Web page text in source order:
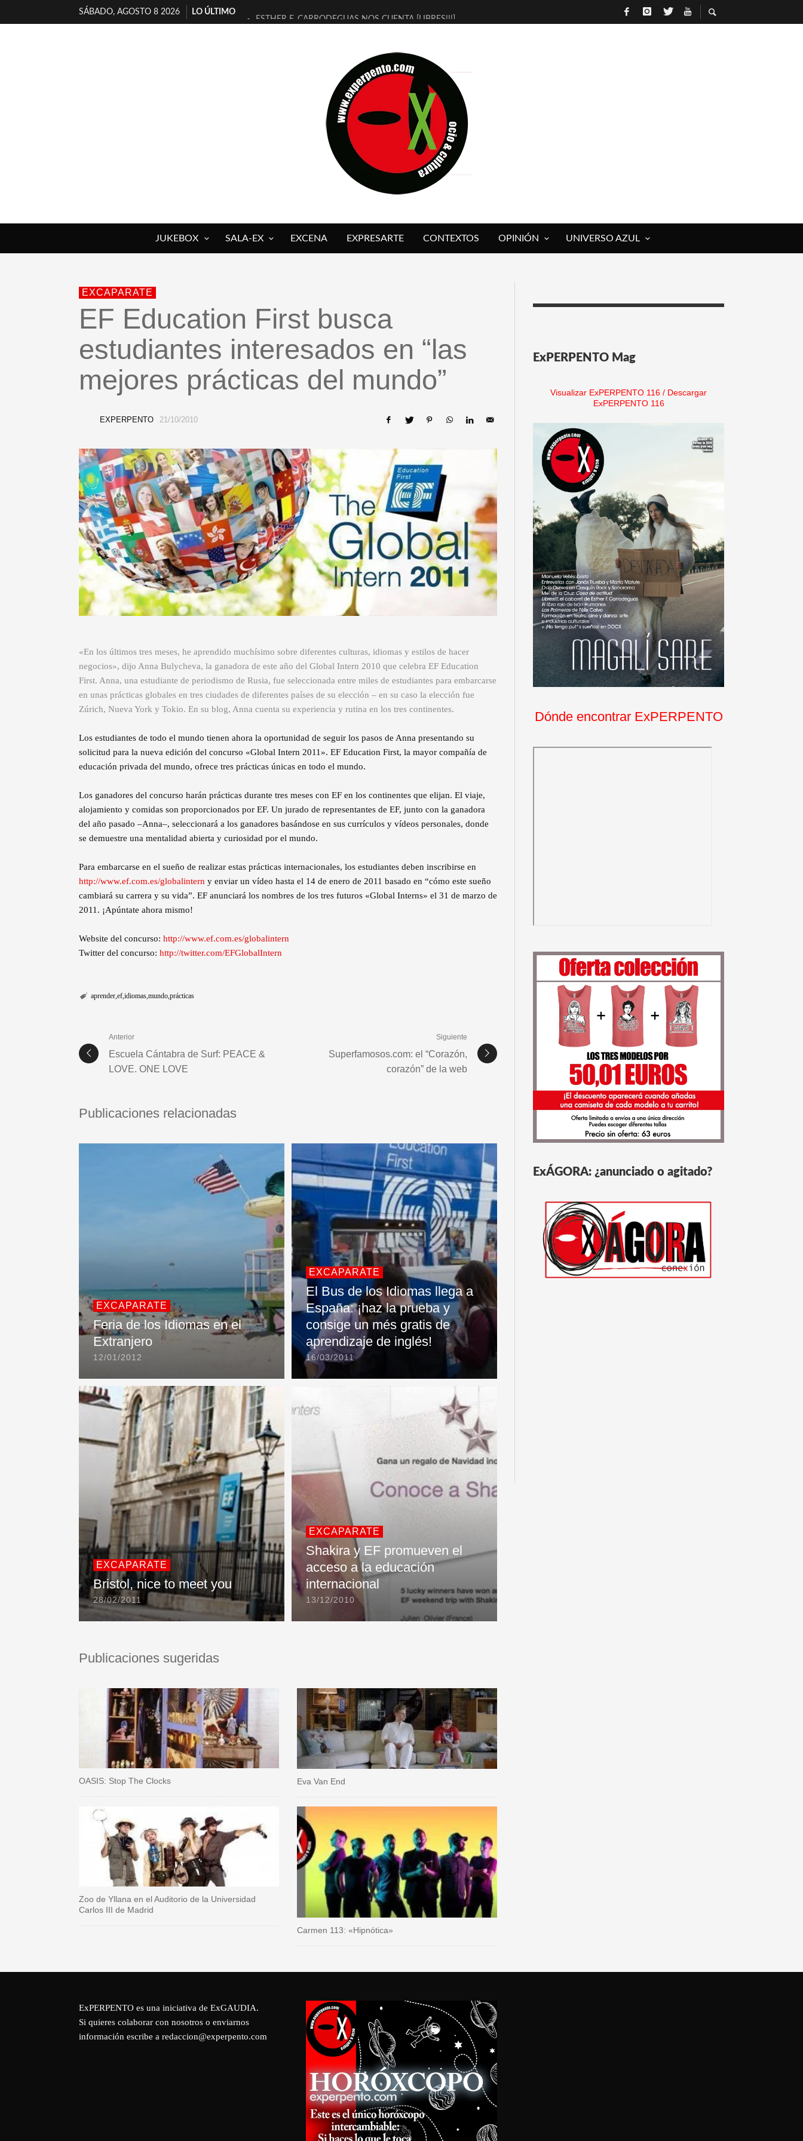
SÁBADO, AGOSTO 8 2026
LO ÚLTIMO
ESTHER F. CARRODEGUAS NOS CUENTA [LIBRES!!!]
[ELECTRA JONDA] DE JUAN GUERRERO ZAMORA
TIMBRE 4, LA ESCUELA DEL DIRECTOR TEATRAL CLAUDIO TOLCACHIR
30 AÑOS (NO ES NADA) DE LA KATARSIS DEL TOMATAZO
MILITARES JUDÍAS EN #EXVITA
D’BALDOMEROS REINVENTAN [BITÁCORA 3.0] EN EXVITA
MARSHALL FLASH PRESENTA EN EXVITA [RELATIVA SENCILLEZ]
JOFRE BARDAGÍ EN EXVITA INTERPRETANDO A SERRAT
JUKEBOX SALA-EX EXCENA EXPRESARTE CONTEXTOS OPINIÓN UNIVERSO AZUL
EXCAPARATE
EF Education First busca
estudiantes interesados en “las
mejores prácticas del mundo”
EXPERPENTO 21/10/2010
«En los últimos tres meses, he aprendido muchísimo sobre diferentes culturas, idiomas y estilos de hacer
negocios», dijo Anna Bulycheva, la ganadora de este año del Global Intern 2010 que celebra EF Education
First. Anna, una estudiante de periodismo de Rusia, fue seleccionada entre miles de estudiantes para embarcarse
en unas prácticas globales en tres ciudades de diferentes países de su elección – en su caso la elección fue
Zúrich, Nueva York y Tokio. En su blog, Anna cuenta su experiencia y rutina en los tres continentes.
Los estudiantes de todo el mundo tienen ahora la oportunidad de seguir los pasos de Anna presentando su
solicitud para la nueva edición del concurso «Global Intern 2011». EF Education First, la mayor compañía de
educación privada del mundo, ofrece tres prácticas únicas en todo el mundo.
Los ganadores del concurso harán prácticas durante tres meses con EF en los continentes que elijan. El viaje,
alojamiento y comidas son proporcionados por EF. Un jurado de representantes de EF, junto con la ganadora
del año pasado –Anna–, seleccionará a los ganadores basándose en sus currículos y vídeos personales, donde
se demuestre una mentalidad abierta y curiosidad por el mundo.
Para embarcarse en el sueño de realizar estas prácticas internacionales, los estudiantes deben inscribirse en
http://www.ef.com.es/globalintern y enviar un vídeo hasta el 14 de enero de 2011 basado en “cómo este sueño
cambiará su carrera y su vida”. EF anunciará los nombres de los tres futuros «Global Interns» el 31 de marzo de
2011. ¡Apúntate ahora mismo!
Website del concurso: http://www.ef.com.es/globalintern
Twitter del concurso: http://twitter.com/EFGlobalIntern
aprender ef idiomas mundo prácticas
Anterior
Escuela Cántabra de Surf: PEACE &
LOVE. ONE LOVE
Siguiente
Superfamosos.com: el “Corazón,
corazón” de la web
Publicaciones relacionadas
EXCAPARATE
Feria de los Idiomas en el
Extranjero
12/01/2012
EXCAPARATE
El Bus de los Idiomas llega a
España: ¡haz la prueba y
consige un més gratis de
aprendizaje de inglés!
16/03/2011
EXCAPARATE
Bristol, nice to meet you
28/02/2011
EXCAPARATE
Shakira y EF promueven el
acceso a la educación
internacional
13/12/2010
Publicaciones sugeridas
OASIS: Stop The Clocks Eva Van End
Zoo de Yllana en el Auditorio de la Universidad
Carlos III de Madrid
Carmen 113: «Hipnótica»
ExPERPENTO Mag
Visualizar ExPERPENTO 116 / Descargar
ExPERPENTO 116
Dónde encontrar ExPERPENTO
ExÁGORA: ¿anunciado o agitado?
ExPERPENTO es una iniciativa de ExGAUDIA.
Si quieres colaborar con nosotros o enviarnos
información escribe a redaccion@experpento.com